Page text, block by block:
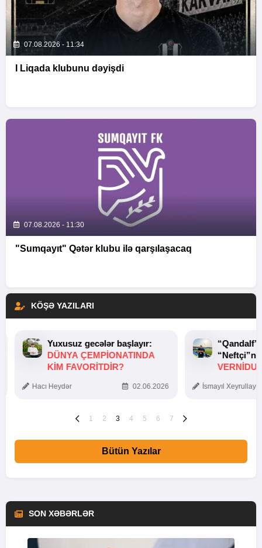
07.08.2026 - 11:34
I Liqada klubunu dəyişdi
07.08.2026 - 11:30
"Sumqayıt" Qətər klubu ilə qarşılaşacaq
KÖŞƏ YAZILARI
Yuxusuz gecələr başlayır:
DÜNYA ÇEMPIONATINDA
KIM FAVORITDIR?
Hacı Heydər 02.06.2026 İsmayıl
1 2 3 4 5 6 7
Bütün Yazılar
SON XƏBƏRLƏR